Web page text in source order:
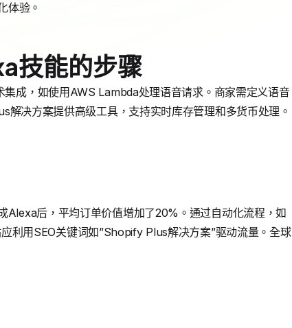
体验。
技能的步骤
成，如使用AWS Lambda处理语音请求。商家需定义语音
决方案提供高级工具，支持实时库存管理和多货币处理。
后，平均订单价值增加了20%。通过自动化流程，如
利用SEO关键词如”Shopify Plus解决方案”驱动流量。全球